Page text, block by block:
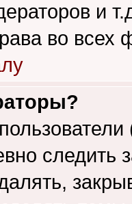
и
во всех
следить